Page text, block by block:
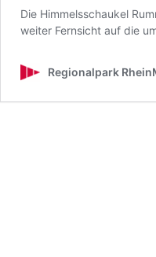
Die Himmelsschaukel
weiter Fernsicht auf die
Regionalpark